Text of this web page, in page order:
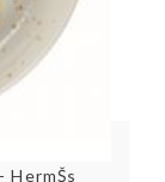
HermŠs